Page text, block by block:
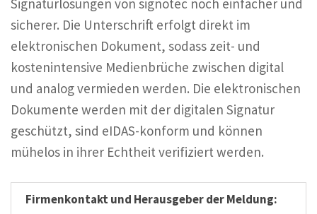
Signaturlösungen von signotec noch einfacher und
sicherer. Die Unterschrift erfolgt direkt im
elektronischen Dokument, sodass zeit- und
kostenintensive Medienbrüche zwischen digital
und analog vermieden werden. Die elektronischen
Dokumente werden mit der digitalen Signatur
geschützt, sind eIDAS-konform und können
mühelos in ihrer Echtheit verifiziert werden.
Firmenkontakt und Herausgeber der Meldung: